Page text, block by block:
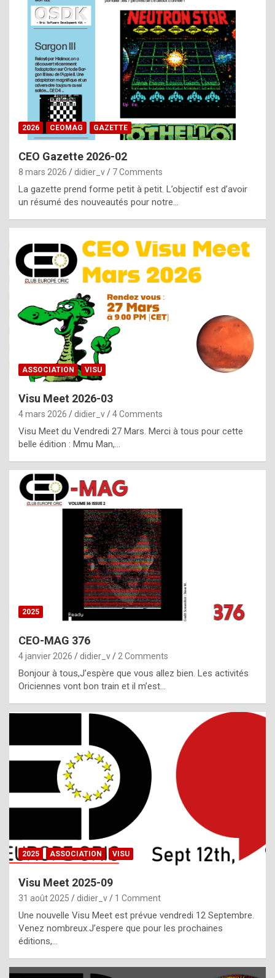
m
m
a
y
b
e
b
y
g
e
n
u
i
n
e
R
o
p
l
c
h
i
s
t
o
r
p
e
c
i
l
,
g
h
t
f
2026 CEOMAG GAZETTE
CEO Gazette 2026-02
8 mars 2026 didier_v 7 Comments
La gazette prend forme petit à petit. L’objectif est d’avoir
un résumé des nouveautés pour notre…
ASSOCIATION VISU
Visu Meet 2026-03
4 mars 2026 didier_v 4 Comments
Visu Meet du Vendredi 27 Mars. Merci à tous pour cette
belle édition : Mmu Man,…
2025
CEO-MAG 376
4 janvier 2026 didier_v 2 Comments
Bonjour à tous,J’espère que vous allez bien. Les activités
Oriciennes vont bon train et il m’est…
2025 ASSOCIATION VISU
Visu Meet 2025-09
31 août 2025 didier_v 1 Comment
Une nouvelle Visu Meet est prévue vendredi 12 Septembre.
Venez nombreux.J’espere que pour les prochaines
éditions,…